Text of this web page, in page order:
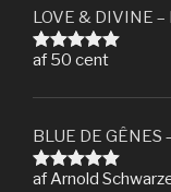
LOVE & DIVINE –
Vurderet5
af 50 cent
BLUE DE GÊNES
Vurderet5
af Arnold